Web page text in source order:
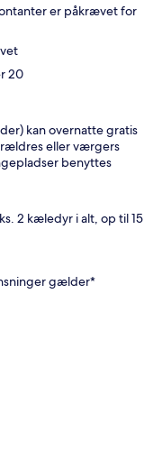
er påkrævet for
20
kan overnatte gratis
eller værgers
benyttes
2 kæledyr i alt, op til 15
gælder*